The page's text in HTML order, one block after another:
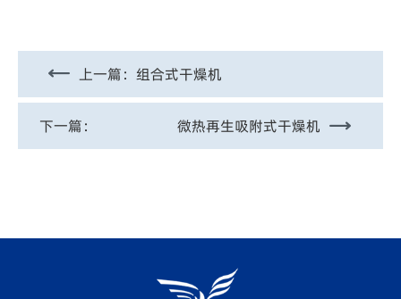
上一篇： 组合式干燥机
下一篇： 微热再生吸附式干燥机